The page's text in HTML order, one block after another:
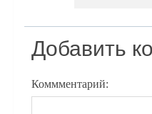
Добавить
Коммментарий: